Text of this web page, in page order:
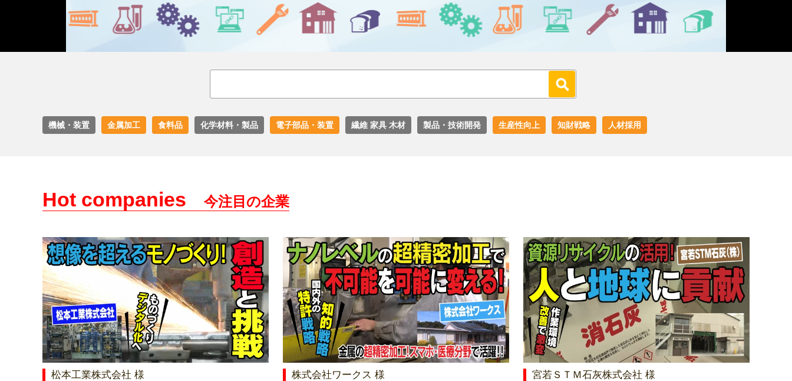
27.02%
機械・装置 金属加工 食料品 化学材料・製品 電子部品・装置 繊維 家具 木材 製品・技術開発 生産性向上 知財戦略 人材採用
Hot companies 今注目の企業
松本工業株式会社 様 株式会社ワークス 様 宮若ＳＴＭ石灰株式会社 様